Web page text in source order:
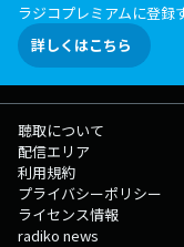
ラジコプレミアムに登録
詳しくはこちら
聴取について
配信エリア
利用規約
プライバシーポリシー
ライセンス情報
radiko news